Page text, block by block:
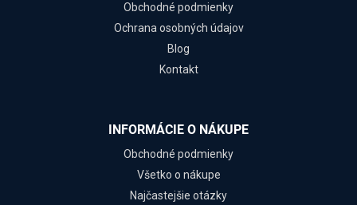
Obchodné podmienky
Ochrana osobných údajov
Blog
Kontakt
INFORMÁCIE O NÁKUPE
Obchodné podmienky
Všetko o nákupe
Najčastejšie otázky